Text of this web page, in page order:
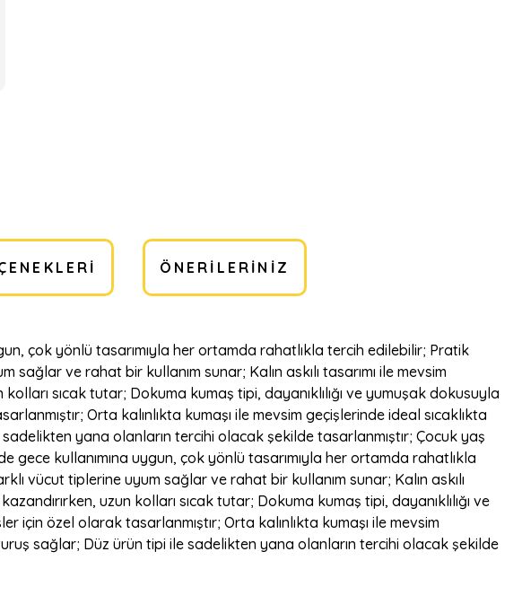
ÖNERILERINIZ
çok yönlü tasarımıyla her ortamda rahatlıkla tercih edilebilir; Pratik
ve rahat bir kullanım sunar; Kalın askılı tasarımı ile mevsim
sıcak tutar; Dokuma kumaş tipi, dayanıklılığı ve yumuşak dokusuyla
Orta kalınlıkta kumaşı ile mevsim geçişlerinde ideal sıcaklıkta
yana olanların tercihi olacak şekilde tasarlanmıştır; Çocuk yaş
gece kullanımına uygun, çok yönlü tasarımıyla her ortamda rahatlıkla
vücut tiplerine uyum sağlar ve rahat bir kullanım sunar; Kalın askılı
uzun kolları sıcak tutar; Dokuma kumaş tipi, dayanıklılığı ve
özel olarak tasarlanmıştır; Orta kalınlıkta kumaşı ile mevsim
sağlar; Düz ürün tipi ile sadelikten yana olanların tercihi olacak şekilde